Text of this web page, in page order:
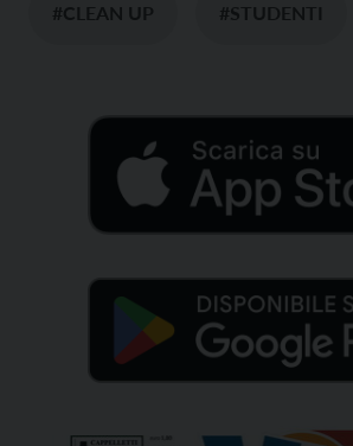
#CLEAN UP #STUDENTI